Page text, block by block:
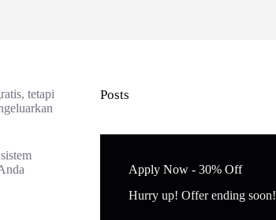
tetapi
Posts
Apply Now - 30% Off
Hurry up! Offer ending soon!